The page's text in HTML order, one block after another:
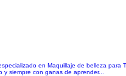
en Maquillaje de belleza para
siempre con ganas de aprender...